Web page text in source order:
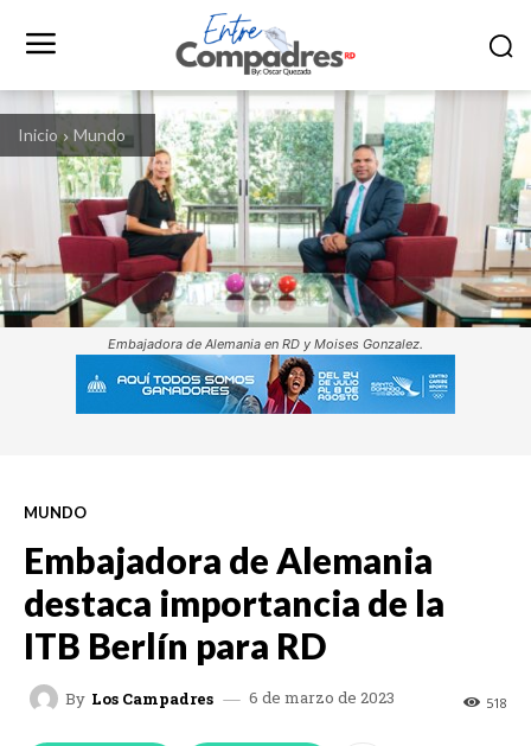
Inicio Mundo
Embajadora de Alemania en RD y Moises Gonzalez.
MUNDO
Embajadora de Alemania
destaca importancia de la
ITB Berlín para RD
By Los Campadres 6 de marzo de 2023 518